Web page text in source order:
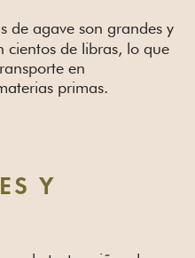
de agave son grandes y
cientos de libras, lo que
en
primas.
Y